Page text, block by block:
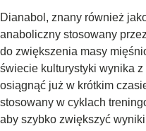
Dianabol, znany również
anaboliczny stosowany
do zwiększenia masy
świecie kulturystyki wynika
osiągnąć już w krótkim
stosowany w cyklach
aby szybko zwiększyć